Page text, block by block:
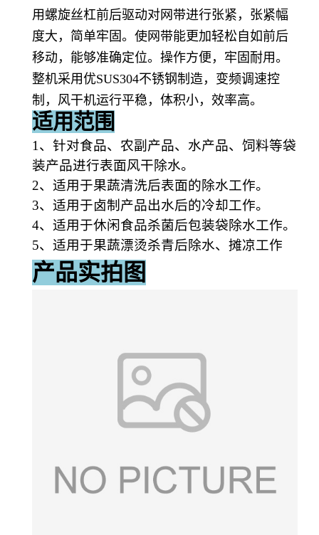
用螺旋丝杠前后驱动对网带进行张紧，张紧幅
度大，简单牢固。使网带能更加轻松自如前后
移动，能够准确定位。操作方便，牢固耐用。
整机采用优SUS304不锈钢制造，变频调速控
制，风干机运行平稳，体积小，效率高。
适用范围
1、针对食品、农副产品、水产品、饲料等袋
装产品进行表面风干除水。
2、适用于果蔬清洗后表面的除水工作。
3、适用于卤制产品出水后的冷却工作。
4、适用于休闲食品杀菌后包装袋除水工作。
5、适用于果蔬漂烫杀青后除水、摊凉工作
产品实拍图